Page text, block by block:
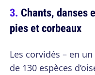
Chants, danses
pies et corbeaux
Les corvidés – en
de 130 espèces